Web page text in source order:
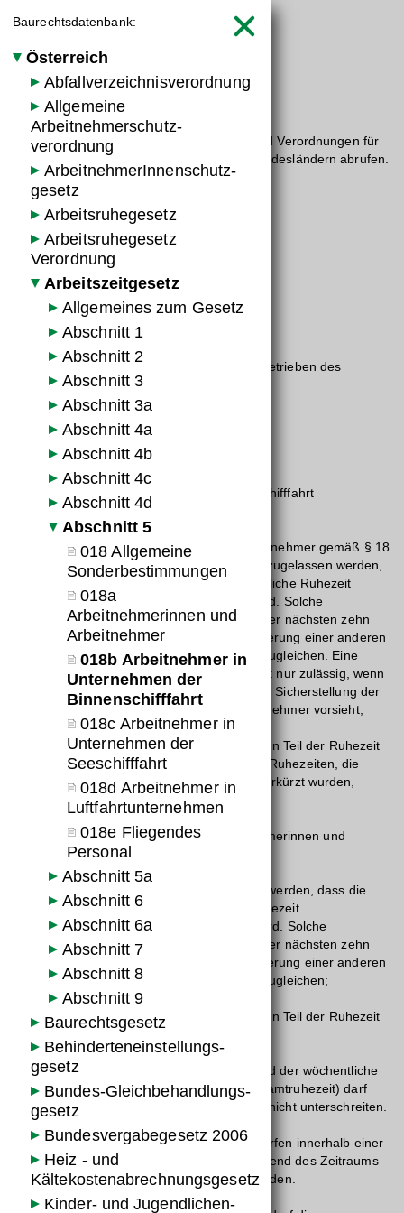

Startseite  Wissen  Baurecht
Baurechts­daten­bank
Hier können Sie die wichtigsten Gesetze und Verordnungen für
das Bauwesen in Österreich und seinen Bundesländern abrufen.
Baurechtsdatenbank:
Österreich
Abfallverzeichnisverordnung
Allgemeine
Arbeitnehmerschutz­
verordnung
Arbeitnehmer­Innen­schutz­
gesetz
Arbeitsruhegesetz
Arbeitsruhegesetz
Verordnung
Arbeitszeitgesetz
Allgemeines zum Gesetz
Abschnitt 1
Abschnitt 2
Abschnitt 3
Abschnitt 3a
Abschnitt 4a
Abschnitt 4b
Abschnitt 4c
Abschnitt 4d
Abschnitt 5
018 Allgemeine
Sonderbestimmungen
018a
Arbeitnehmerinnen und
Arbeitnehmer
018b Arbeitnehmer in
Unternehmen der
Binnenschifffahrt
018c Arbeitnehmer in
Unternehmen der
Seeschifffahrt
018d Arbeitnehmer in
Luftfahrtunternehmen
018e Fliegendes
Personal
Abschnitt 5a
Abschnitt 6
Abschnitt 6a
Abschnitt 7
Abschnitt 8
Abschnitt 9
Baurechtsgesetz
Behinderten­einstellungs­
gesetz
Bundes-Gleichbehandlungs­
gesetz
Bundesvergabegesetz 2006
Heiz - und
Kältekostenabrechnungsgesetz
Kinder- und Jugendlichen­
Detailinformation Gesetz/VO Paragraf
Gesetz/VO:
Arbeitszeitgesetz
Abschnitt 5
Sonderbestimmungen für Arbeitnehmer in Betrieben des
öffentlichen Verkehrs
Kurztext:
Arbeitnehmer in Unternehmen der Binnenschifffahrt
§ 18b. (1) Für Arbeitnehmerinnen und Arbeitnehmer gemäß § 18
Abs. 1 Z 4 lit. a kann durch Kollektivvertrag zugelassen werden,
dass die gemäß § 12 Abs. 1 zustehende tägliche Ruhezeit
1. auf mindestens acht Stunden verkürzt wird. Solche
Verkürzungen der Ruhezeit sind innerhalb der nächsten zehn
Kalendertage durch entsprechende Verlängerung einer anderen
täglichen oder wöchentlichen Ruhezeit auszugleichen. Eine
Verkürzung auf weniger als zehn Stunden ist nur zulässig, wenn
der Kollektivvertrag weitere Maßnahmen zur Sicherstellung der
Erholung der Arbeitnehmerinnen und Arbeitnehmer vorsieht;
2. in zwei Abschnitten gewährt wird, wobei ein Teil der Ruhezeit
mindestens sechs Stunden betragen muss. Ruhezeiten, die
gemäß Z 1 auf weniger als zehn Stunden verkürzt wurden,
dürfen nicht geteilt werden.
(2) Die Abs. 3 bis 9 gelten nur für Arbeitnehmerinnen und
Arbeitnehmer gemäß § 18 Abs. 1 Z 4 lit. b.
(3) Durch Kollektivvertrag kann zugelassen werden, dass die
gemäß § 12 Abs. 1 zustehende tägliche Ruhezeit
1. auf mindestens zehn Stunden verkürzt wird. Solche
Verkürzungen der Ruhezeit sind innerhalb der nächsten zehn
Kalendertage durch entsprechende Verlängerung einer anderen
täglichen oder wöchentlichen Ruhezeit auszugleichen;
2. in zwei Abschnitten gewährt wird, wobei ein Teil der Ruhezeit
mindestens sechs Stunden betragen muss.
(4) Die Summe der täglichen Ruhezeiten und der wöchentliche
Ruhezeit nach dem Arbeitsruhegesetz (Gesamtruhezeit) darf
innerhalb einer Kalenderwoche 84 Stunden nicht unterschreiten.
(5) Arbeitnehmerinnen und Arbeitnehmer dürfen innerhalb einer
Kalenderwoche höchstens 42 Stunden während des Zeitraums
von 23.00 Uhr bis 06.00 Uhr beschäftigt werden.